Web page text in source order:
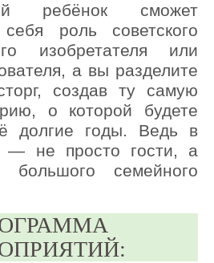
ребёнок сможет
роль советского
изобретателя или
а вы разделите
создав ту самую
о которой будете
долгие годы. Ведь в
— не просто гости, а
большого семейного